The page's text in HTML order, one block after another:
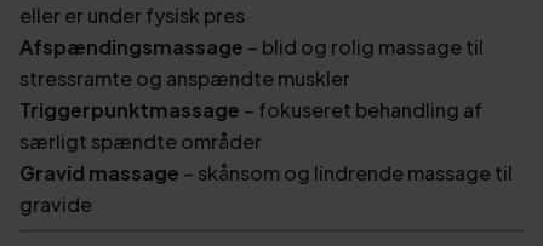
eller er under fysisk pres
Afspændingsmassage – blid og rolig massage til
stressramte og anspændte muskler
Triggerpunktmassage – fokuseret behandling af
særligt spændte områder
Gravid massage – skånsom og lindrende massage til
gravide